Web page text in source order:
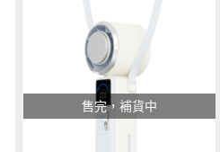
售完，補貨中